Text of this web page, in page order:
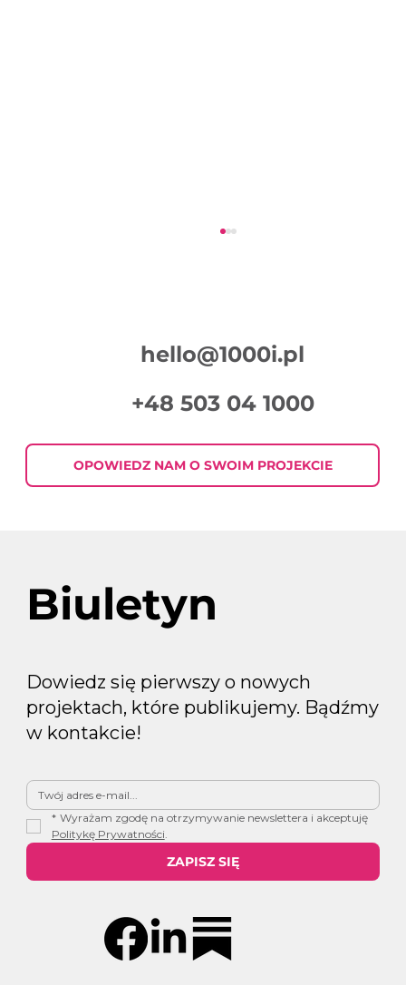
Jak pisać skuteczne treści do
mailingów?
hello@1000i.pl
+48 503 04 1000
OPOWIEDZ NAM O SWOIM PROJEKCIE
Biuletyn
Dowiedz się pierwszy o nowych
projektach, które publikujemy. Bądźmy
w kontakcie!
*
Wyrażam zgodę na otrzymywanie newslettera i akceptuję
Politykę Prywatności.
ZAPISZ SIĘ